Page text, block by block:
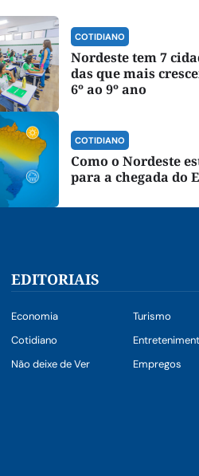
COTIDIANO
Nordeste tem 7
das que mais
6º ao 9º ano
COTIDIANO
Como o Nordeste
para a chegada do
EDITORIAIS
Economia Turismo
Cotidiano
Não deixe de Ver
Empregos